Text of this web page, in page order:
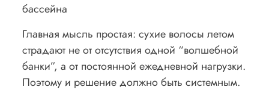
бассейна
Главная мысль простая: сухие волосы летом
страдают не от отсутствия одной “волшебной
банки”, а от постоянной ежедневной нагрузки.
Поэтому и решение должно быть системным.